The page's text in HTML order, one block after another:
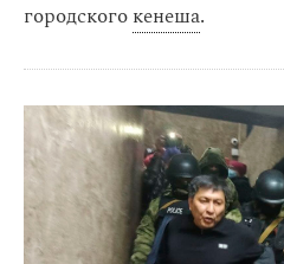
городскогокенеша.